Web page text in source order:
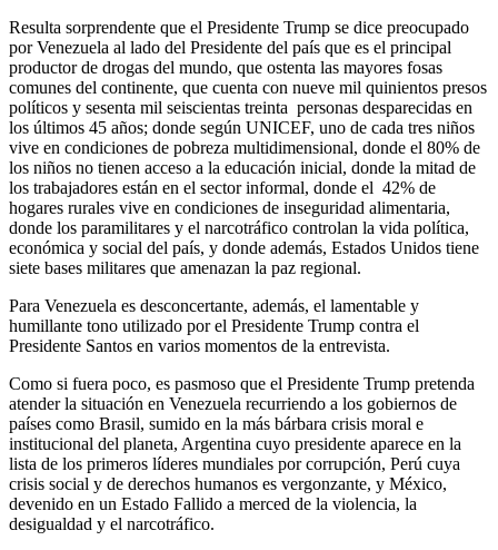
Resulta sorprendente que el Presidente Trump se dice preocupado
por Venezuela al lado del Presidente del país que es el principal
productor de drogas del mundo, que ostenta las mayores fosas
comunes del continente, que cuenta con nueve mil quinientos presos
políticos y sesenta mil seiscientas treinta personas desparecidas en
los últimos 45 años; donde según UNICEF, uno de cada tres niños
vive en condiciones de pobreza multidimensional, donde el 80% de
los niños no tienen acceso a la educación inicial, donde la mitad de
los trabajadores están en el sector informal, donde el 42% de
hogares rurales vive en condiciones de inseguridad alimentaria,
donde los paramilitares y el narcotráfico controlan la vida política,
económica y social del país, y donde además, Estados Unidos tiene
siete bases militares que amenazan la paz regional.
Para Venezuela es desconcertante, además, el lamentable y
humillante tono utilizado por el Presidente Trump contra el
Presidente Santos en varios momentos de la entrevista.
Como si fuera poco, es pasmoso que el Presidente Trump pretenda
atender la situación en Venezuela recurriendo a los gobiernos de
países como Brasil, sumido en la más bárbara crisis moral e
institucional del planeta, Argentina cuyo presidente aparece en la
lista de los primeros líderes mundiales por corrupción, Perú cuya
crisis social y de derechos humanos es vergonzante, y México,
devenido en un Estado Fallido a merced de la violencia, la
desigualdad y el narcotráfico.